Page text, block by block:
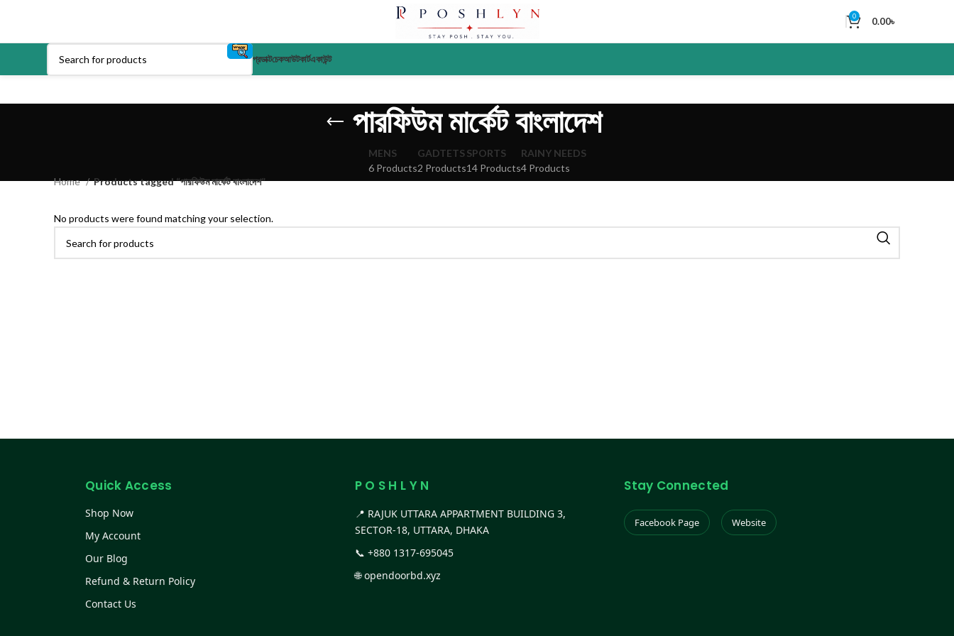
0 0.00৳
প্রডাক্টচেকআউটকার্টএকাউন্ট
পারফিউম মার্কেট বাংলাদেশ
MENS
6 Products
GADTETS
2 Products
SPORTS
14 Products
RAINY NEEDS
4 Products
Home
Products tagged “পারফিউম মার্কেট বাংলাদেশ”
No products were found matching your selection.
Quick Access
Shop Now
My Account
Our Blog
Refund & Return Policy
Contact Us
P O S H L Y N
📍 RAJUK UTTARA APPARTMENT BUILDING 3,
SECTOR-18, UTTARA, DHAKA
📞 +880 1317-695045
🌐opendoorbd.xyz
Stay Connected
Facebook Page Website